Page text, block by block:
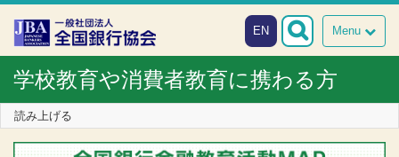
本文へスキップ
障がい者向け相談窓口
Menu
EN
学校教育や消費者教育に携わる方
読み上げる